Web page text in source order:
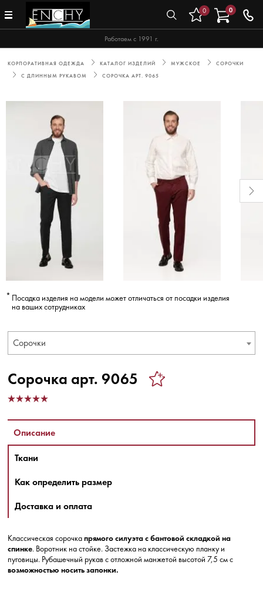
Работаем с 1991 г.
0 0
КОРПОРАТИВНАЯ ОДЕЖДА КАТАЛОГ ИЗДЕЛИЙ МУЖСКОЕ
СОРОЧКИ
С ДЛИННЫМ РУКАВОМ
СОРОЧКА АРТ. 9065
Посадка изделия на модели может отличаться от посадки изделия
на ваших сотрудниках
Сорочки
Сорочка арт. 9065
Описание
Ткани
Как определить размер
Доставка и оплата
Классическая сорочкапрямого силуэта с бантовой складкой на
спинке. Воротник на стойке. Застежка на классическую планку и
пуговицы. Рубашечный рукав с отложной манжетой высотой 7,5 см с
возможностью носить запонки.